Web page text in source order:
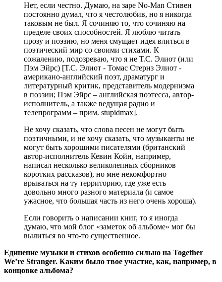
Нет, если честно. Думаю, на заре No-Man Стивен
постоянно думал, что я честолюбив, но я никогда
таковым не был. Я сочиняю то, что сочиняю на
пределе своих способностей. Я люблю читать
прозу и поэзию, но меня смущает идея влиться в
поэтический мир со своими стихами. К
сожалению, подозреваю, что я не Т.С. Элиот (или
Пэм Эйрс) [Т.С. Элиот - Томас Стернз Элиот -
американо-английский поэт, драматург и
литературный критик, представитель модернизма
в поэзии; Пэм Эйрс – английская поэтесса, автор-
исполнитель, а также ведущая радио и
телепрограмм – прим. stupidmax].
Не хочу сказать, что слова песен не могут быть
поэтичными, и не хочу сказать, что музыканты не
могут быть хорошими писателями (британский
автор-исполнитель Кевин Койн, например,
написал несколько великолепных сборников
коротких рассказов), но мне некомфортно
врываться на ту территорию, где уже есть
довольно много разного материала (и самое
ужасное, что большая часть из него очень хороша).
Если говорить о написании книг, то я иногда
думаю, что мой блог «заметок об альбоме» мог бы
вылиться во что-то существенное.
Единение музыки и стихов особенно сильно на Together
We’re Stranger. Каким было твое участие, как, например, в
концовке альбома?